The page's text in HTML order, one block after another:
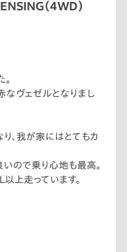
（4WD）
ヴェゼルとなりまし
、我が家にはとてもカ
ので乗り心地も最高。
上走っています。